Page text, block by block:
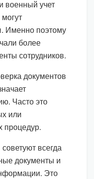
военный учет
Именно поэтому
более
сотрудников.
документов
Часто это
или
процедур.
всегда
документы и
Это